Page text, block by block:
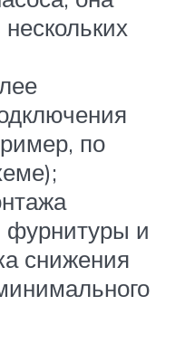
по
фурнитуры и
снижения